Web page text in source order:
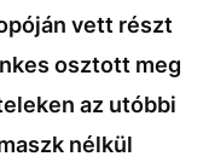
vett részt
osztott meg
az utóbbi
nélkül